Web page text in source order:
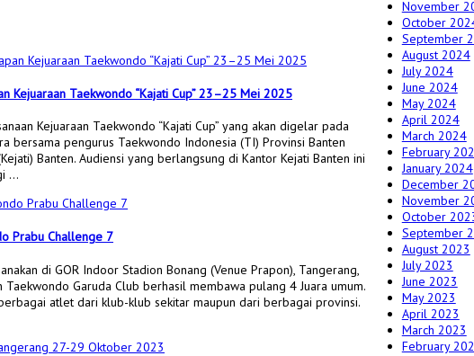
Kejuaraan Taekwondo “Kajati Cup” 23–25 Mei 2025
Kejuaraan Taekwondo “Kajati Cup” yang akan digelar pada
pengurus Taekwondo Indonesia (TI) Provinsi Banten
Banten. Audiensi yang berlangsung di Kantor Kejati Banten ini
…
Prabu Challenge 7
di GOR Indoor Stadion Bonang (Venue Prapon), Tangerang,
Garuda Club berhasil membawa pulang 4 Juara umum.
atlet dari klub-klub sekitar maupun dari berbagai provinsi.
November
October
September
August 2024
July 2024
June 2024
May 2024
April 2024
March 2024
February
January 2024
December
November
October
September
August 2023
July 2023
June 2023
May 2023
April 2023
March 2023
February